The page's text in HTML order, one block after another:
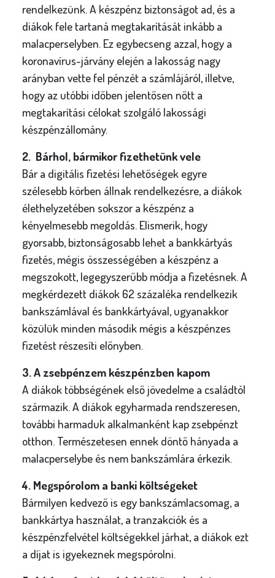
rendelkezünk. A készpénz biztonságot ad, és a
diákok fele tartaná megtakarítását inkább a
malacperselyben. Ez egybecseng azzal, hogy a
koronavírus-járvány elején a lakosság nagy
arányban vette fel pénzét a számlájáról, illetve,
hogy az utóbbi időben jelentősen nőtt a
megtakarítási célokat szolgáló lakossági
készpénzállomány.
2. Bárhol, bármikor fizethetünk vele
Bár a digitális fizetési lehetőségek egyre
szélesebb körben állnak rendelkezésre, a diákok
élethelyzetében sokszor a készpénz a
kényelmesebb megoldás. Elismerik, hogy
gyorsabb, biztonságosabb lehet a bankkártyás
fizetés, mégis összességében a készpénz a
megszokott, legegyszerűbb módja a fizetésnek. A
megkérdezett diákok 62 százaléka rendelkezik
bankszámlával és bankkártyával, ugyanakkor
közülük minden második mégis a készpénzes
fizetést részesíti előnyben.
3. A zsebpénzem készpénzben kapom
A diákok többségének első jövedelme a családtól
származik. A diákok egyharmada rendszeresen,
további harmaduk alkalmanként kap zsebpénzt
otthon. Természetesen ennek döntő hányada a
malacperselybe és nem bankszámlára érkezik.
4. Megspórolom a banki költségeket
Bármilyen kedvező is egy bankszámlacsomag, a
bankkártya használat, a tranzakciók és a
készpénzfelvétel költségekkel járhat, a diákok ezt
a díjat is igyekeznek megspórolni.